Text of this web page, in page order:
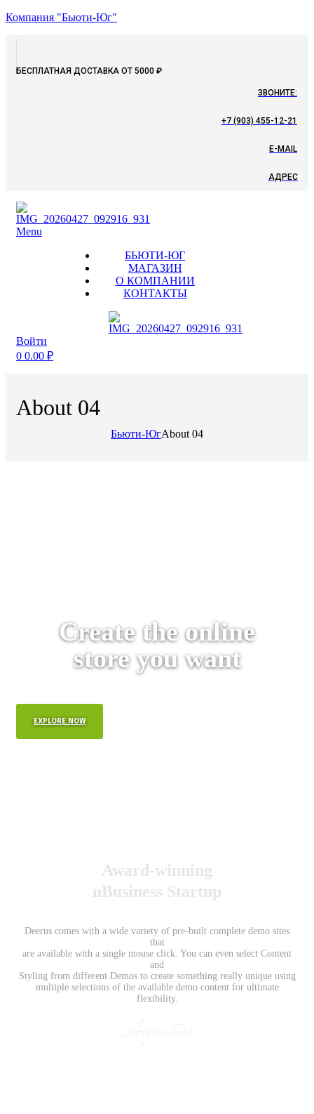
Компания "Бьюти-Юг"
БЕСПЛАТНАЯ ДОСТАВКА ОТ 5000 ₽
ЗВОНИТЕ:
+7 (903) 455-12-21
E-MAIL
АДРЕС
Menu
БЬЮТИ-ЮГ
МАГАЗИН
О КОМПАНИИ
КОНТАКТЫ
Войти
0 0.00 ₽
About 04
Бьюти-ЮгAbout 04
Create the online
store you want
EXPLORE NOW
Award-winning
nBusiness Startup
Deerus comes with a wide variety of pre-built complete demo sites
that
are available with a single mouse click. You can even select Content
and
Styling from different Demos to create something really unique using
multiple selections of the available demo content for ultimate
flexibility.